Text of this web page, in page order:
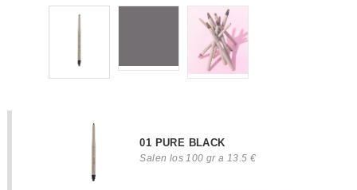
01 PURE BLACK
Salen los 100 gr a 13.5 €